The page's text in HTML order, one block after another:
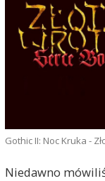
Gothic II: Noc Kruka -
Niedawno